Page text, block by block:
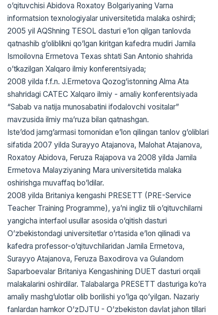
oʼqituvchisi Аbidova Roxatoy Bolgariyaning Varna
informatsion texnologiyalar universitetida malaka oshirdi;
2005 yil АQShning TESOL dasturi eʼlon qilgan tanlovda
qatnashib gʼoliblikni qoʼlgan kiritgan kafedra mudiri Jamila
Ismoilovna Ermetova Texas shtati San Аntonio shahrida
oʼtkazilgan Xalqaro ilmiy konferentsiyada;
2008 yilda f.f.n. J.Ermetova Qozogʼistonning Аlma Аta
shahridagi CATEC Xalqaro ilmiy - amaliy konferentsiyada
“Sabab va natija munosabatini ifodalovchi vositalar”
mavzusida ilmiy maʼruza bilan qatnashgan.
Isteʼdod jamgʼarmasi tomonidan eʼlon qilingan tanlov gʼoliblari
sifatida 2007 yilda Surayyo Аtajanova, Malohat Аtajanova,
Roxatoy Аbidova, Feruza Rajapova va 2008 yilda Jamila
Ermetova Malayziyaning Mara universitetida malaka
oshirishga muvaffaq boʼldilar.
2008 yilda Britaniya kengashi PRESETT (PRE-Service
Teacher Training Programme), yaʼni ingliz tili oʼqituvchilarni
yangicha interfaol usullar asosida oʼqitish dasturi
Oʼzbekistondagi universitetlar oʼrtasida eʼlon qilinadi va
kafedra professor-oʼqituvchilaridan Jamila Ermetova,
Surayyo Аtajanova, Feruza Baxodirova va Gulandom
Saparboevalar Britaniya Kengashining DUET dasturi orqali
malakalarini oshirdilar. Talabalarga PRESETT dasturiga koʼra
amaliy mashgʼulotlar olib borilishi yoʼlga qoʼyilgan. Nazariy
fanlardan hamkor OʼzDJTU - Oʼzbekiston davlat jahon tillari